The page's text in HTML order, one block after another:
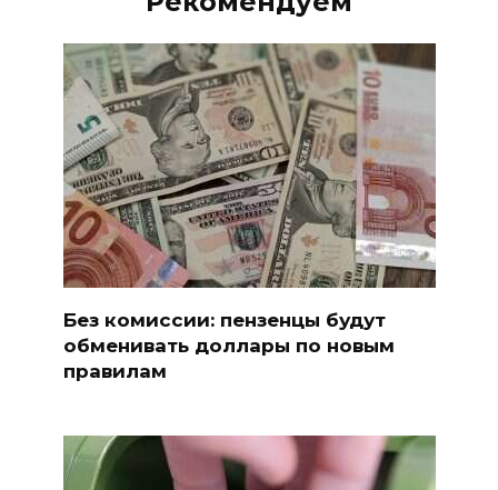
Без комиссии: пензенцы будут
обменивать доллары по новым
правилам